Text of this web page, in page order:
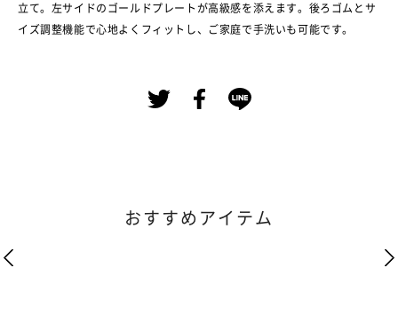
立て。左サイドのゴールドプレートが高級感を添えます。後ろゴムとサ
イズ調整機能で心地よくフィットし、ご家庭で手洗いも可能です。
おすすめアイテム